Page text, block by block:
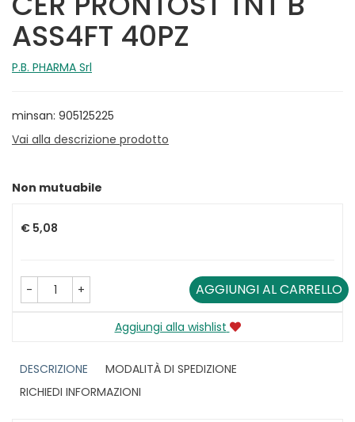
ASS4FT 40PZ
P.B. PHARMA Srl
minsan: 905125225
Vai alla descrizione prodotto
Non mutuabile
€ 5,08
- + AGGIUNGI AL CARRELLO
Aggiungi alla wishlist
DESCRIZIONE
MODALITÀ DI SPEDIZIONE
RICHIEDI INFORMAZIONI